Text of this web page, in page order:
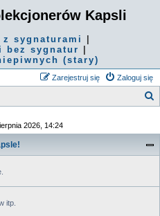
Kapsli
sygnaturami
bez sygnatur
(stary)
Zaloguj się
Zarejestruj się
2026, 14:24
itp.